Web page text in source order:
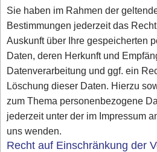
Sie haben im Rahmen der
Bestimmungen jederzeit das
Auskunft über Ihre gespeicherten
Daten, deren Herkunft und
Datenverarbeitung und ggf. ein
Löschung dieser Daten. Hierzu
zum Thema personenbezogene
jederzeit unter der im Impressum
uns wenden.
Recht auf Einschränkung der